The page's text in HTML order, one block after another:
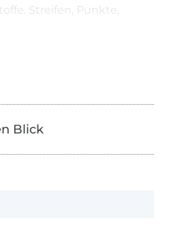
Streifen, Punkte,
Blick